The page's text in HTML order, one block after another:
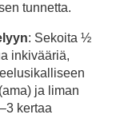
tunnetta.
: Sekoita ½
inkivääriä,
ja liman
kertaa